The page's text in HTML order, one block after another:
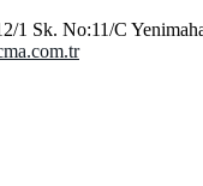
1 Sk. No:11/C